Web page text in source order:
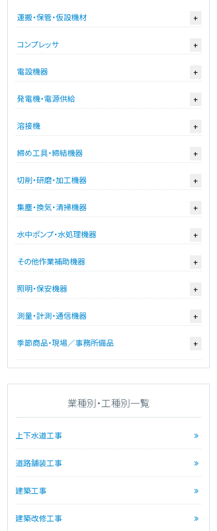
運搬・保管・仮設機材 +
コンプレッサ +
電設機器 +
発電機・電源供給 +
溶接機 +
締め工具・締結機器 +
切削・研磨・加工機器 +
集塵・換気・清掃機器 +
水中ポンプ・水処理機器 +
その他作業補助機器 +
照明・保安機器 +
測量・計測・通信機器 +
季節商品・現場／事務所備品 +
業種別・工種別一覧
上下水道工事
道路舗装工事
建築工事
建築改修工事